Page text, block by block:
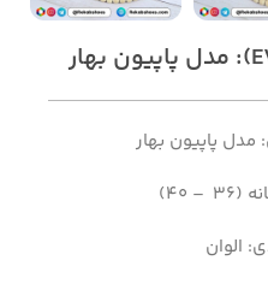
پاپیون بهار
– 40)
الوان